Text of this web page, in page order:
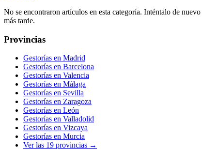
No se encontraron artículos en esta categoría. Inténtalo de nuevo
más tarde.
Provincias
Gestorías en Madrid
Gestorías en Barcelona
Gestorías en Valencia
Gestorías en Málaga
Gestorías en Sevilla
Gestorías en Zaragoza
Gestorías en León
Gestorías en Valladolid
Gestorías en Vizcaya
Gestorías en Murcia
Ver las 19 provincias →